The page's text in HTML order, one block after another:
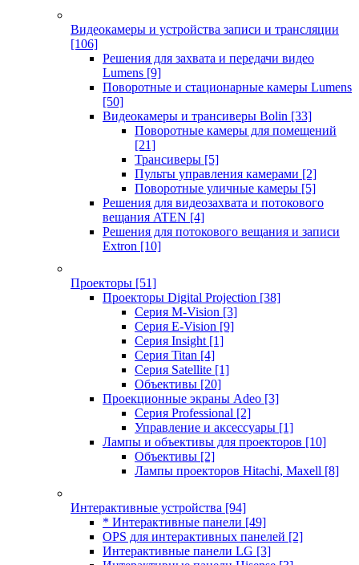
Видеокамеры и устройства записи и трансляции
[106]
Решения для захвата и передачи видео
Lumens [9]
Поворотные и стационарные камеры Lumens
[50]
Видеокамеры и трансиверы Bolin [33]
Поворотные камеры для помещений
[21]
Трансиверы [5]
Пульты управления камерами [2]
Поворотные уличные камеры [5]
Решения для видеозахвата и потокового
вещания ATEN [4]
Решения для потокового вещания и записи
Extron [10]
Проекторы [51]
Проекторы Digital Projection [38]
Серия M-Vision [3]
Серия E-Vision [9]
Серия Insight [1]
Серия Titan [4]
Серия Satellite [1]
Объективы [20]
Проекционные экраны Adeo [3]
Серия Professional [2]
Управление и аксессуары [1]
Лампы и объективы для проекторов [10]
Объективы [2]
Лампы проекторов Hitachi, Maxell [8]
Интерактивные устройства [94]
* Интерактивные панели [49]
OPS для интерактивных панелей [2]
Интерактивные панели LG [3]